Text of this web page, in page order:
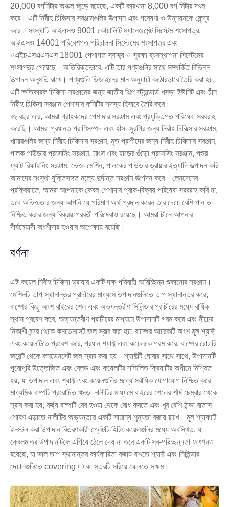
20,000 বর্গমিটার অঞ্চল জুড়ে রয়েছে, একটি কারখানা 8,000 বর্গ মিটার দখল
করে। এটি নিরীহ চিকিত্সার সরঞ্জামগুলির উত্পাদন এবং গবেষণা ও উন্নয়নকে কেন্দ্র
করে। সংস্থাটি আইএসও 9001 কোয়ালিটি ম্যানেজমেন্ট সিস্টেম শংসাপত্র,
আইএসও 14001 পরিবেশগত পরিচালনা সিস্টেমের শংসাপত্র এবং
ওএইচএসএএসএস 18001 পেশাগত স্বাস্থ্য ও সুরক্ষা ব্যবস্থাপনা সিস্টেমের
শংসাপত্র পেয়েছে। অতিরিক্তভাবে, এটি তার পণ্যগুলির সাথে সম্পর্কিত বিভিন্ন
উত্পাদন অনুমতি রাখে। পণ্যগুলি ডিজাইনের মান অনুযায়ী কঠোরভাবে তৈরি করা হয়,
এটি ক্ষতিকারক চিকিত্সা সরঞ্জামের জন্য জাতীয় শিল্প স্ট্যান্ডার্ড খসড়া ইউনিট এবং চীন
নিরীহ চিকিত্সা সরঞ্জাম পেশাদার কমিটির সদস্য হিসাবে তৈরি করে।
বহু বছর ধরে, আমরা গ্রাহকদের পেশাদার সরঞ্জাম এবং প্রযুক্তিগত পরিষেবা সরবরাহ
করেছি। আমরা প্রধানত প্রাণিসম্পদ এবং হাঁস -মুরগির জন্য নিরীহ চিকিত্সার সরঞ্জাম,
খামারগুলির জন্য নিরীহ চিকিত্সার সরঞ্জাম, মৃত প্রাণীদের জন্য নিরীহ চিকিত্সার সরঞ্জাম,
পালক পাউডার প্রসেসিং সরঞ্জাম, মাংস এবং হাড়ের গুঁড়ো প্রসেসিং সরঞ্জাম, পশুর
ফ্যাট রিফাইনিং সরঞ্জাম, ভেজা মেশিন, পালকের পাউডার ড্রায়ার ইত্যাদি উত্পাদন করি
আমাদের সংস্থা যুক্তিসঙ্গত মূল্যে দুর্দান্ত সরঞ্জাম উত্পাদন করে। লেনদেনের
প্রক্রিয়াতে, আমরা আপনাকে কেবল পেশাদার প্রাক-বিক্রয় পরিষেবা সরবরাহ করি না,
তবে অভিজ্ঞতার জন্য আপনি যে পরিমাণ অর্থ প্রদান করেন তার চেয়ে বেশি পান তা
নিশ্চিত করার জন্য বিক্রয়-পরবর্তী পরিষেবাও রয়েছে। আমরা চীনে আপনার
দীর্ঘমেয়াদী অংশীদার হওয়ার অপেক্ষায় রয়েছি।
বর্ণনা
এই কয়েল নিরীহ চিকিত্সা ড্রায়ার একটি দক্ষ পরিবাহী অবিচ্ছিন্ন শুকানোর সরঞ্জাম।
মেশিনটি তাপ স্থানান্তর প্রাচীরের মাধ্যমে উপাদানগুলিতে তাপ স্থানান্তর করে,
বাষ্পের কিছু অংশ বাইরের শেল এবং অভ্যন্তরীণ সিলিন্ডার প্রাচীরের মধ্যে বার্ষিক
স্থান প্রবেশ করে, অভ্যন্তরীণ প্রাচীরের মাধ্যমে উপাদানটি গরম করে এবং নীচের
নিকাশী বন্দর থেকে কনডেনসেট জল স্রাব করা হয়; বাষ্পের আরেকটি অংশ মূল শ্যাফ্ট
এবং কয়েলটিতে প্রবেশ করে, প্রধান শ্যাফ্ট এবং কয়েলকে গরম করে, বাষ্পের রোটারি
জয়েন্ট থেকে কনডেনসেট জল স্রাব করা হয়। শ্যাফ্টটি ঘোরার সাথে সাথে, উপাদানটি
পুরোপুরি উত্তেজিত এবং ব্লেড এবং কয়েলটির সম্মিলিত ক্রিয়াটির অধীনে মিশ্রিত
হয়, যা উপাদান এবং শ্যাফ্ট এবং কয়েলগুলির মধ্যে সর্বাধিক যোগাযোগ নিশ্চিত করে।
মাধ্যমিক বাষ্পটি প্ররোচিত খসড়া নালীটির মাধ্যমে বাইরের শেলের শীর্ষ চেম্বার থেকে
স্রাব করা হয়, বর্জ্য বাষ্পটি বের হওয়া থেকে রোধ করতে এবং খুব বেশি ঠান্ডা বাতাস
শোষণ এড়াতে নালীটির অভ্যন্তরে একটি সামান্য শূন্যতা বজায় রাখে। মূল শ্যাফটে
ইনস্টল করা উপাদান বিতরণকারী প্লেটটি হিটিং কয়েলগুলির মধ্যে অবস্থিত, যা
কেবলমাত্র উপাদানটিকে এগিয়ে ঠেলে দেয় না তবে একটি স্ব-পরিচ্ছন্নতা ফাংশনও
রয়েছে, যা ভাল তাপ স্থানান্তর কার্যকারিতা বজায় রাখতে শ্যাফ্ট এবং সিলিন্ডার
দেয়ালগুলিতে covering াকা স্তরটি সরিয়ে ফেলতে সক্ষম।